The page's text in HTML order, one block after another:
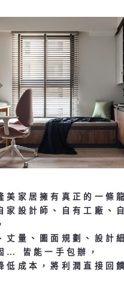
美家居擁有真正的一
家設計師、自有工廠、
，
丈量、圖面規劃、設計
… 皆能一手包辦，
低成本，將利潤直接回